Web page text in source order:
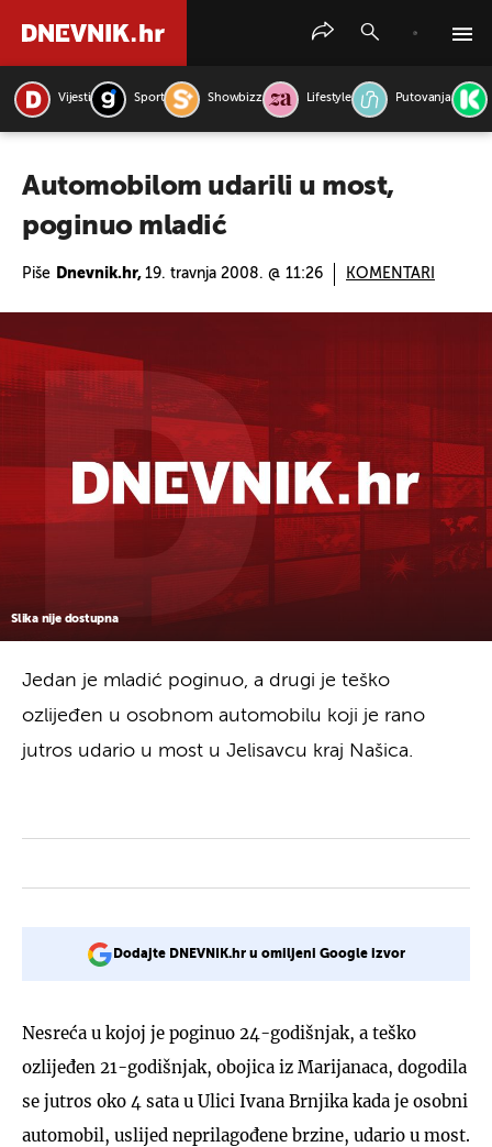
Vijesti Sport Showbizz Lifestyle Putovanja
Automobilom udarili u most,
poginuo mladić
Piše Dnevnik.hr, 19. travnja 2008. @ 11:26 KOMENTARI
Slika nije dostupna
Jedan je mladić poginuo, a drugi je teško
ozlijeđen u osobnom automobilu koji je rano
jutros udario u most u Jelisavcu kraj Našica.
Dodajte DNEVNIK.hr u omiljeni Google izvor
Nesreća u kojoj je poginuo 24-godišnjak, a teško
ozlijeđen 21-godišnjak, obojica iz Marijanaca, dogodila
se jutros oko 4 sata u Ulici Ivana Brnjika kada je osobni
automobil, uslijed neprilagođene brzine, udario u most.
PRETRAŽITE VIJESTI